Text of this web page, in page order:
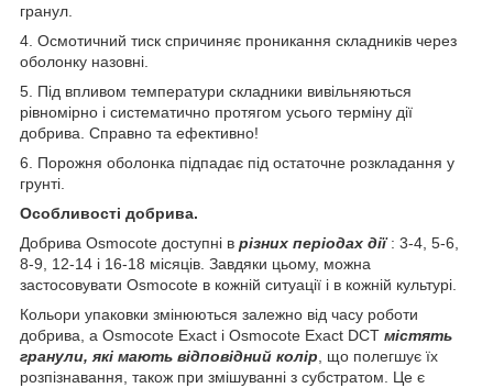
гранул.
4. Осмотичний тиск спричиняє проникання складників через
оболонку назовні.
5. Під впливом температури складники вивільняються
рівномірно і систематично протягом усього терміну дії
добрива. Справно та ефективно!
6. Порожня оболонка підпадає під остаточне розкладання у
грунті.
Особливості добрива.
Добрива Osmocote доступні в різних періодах дії: 3-4, 5-6,
8-9, 12-14 і 16-18 місяців. Завдяки цьому, можна
застосовувати Osmocote в кожній ситуації і в кожній культурі.
Кольори упаковки змінюються залежно від часу роботи
добрива, а Osmocote Exact і Osmocote Exact DCT містять
гранули, які мають відповідний колір , що полегшує їх
розпізнавання, також при змішуванні з субстратом. Це є